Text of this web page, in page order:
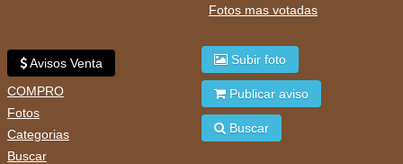
Fotos mas votadas
Avisos Venta
COMPRO
Fotos
Categorias
Buscar
Subir foto
Publicar aviso
Buscar